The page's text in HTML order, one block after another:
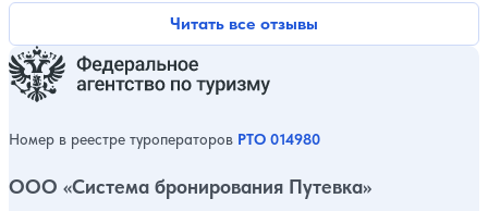
Читать все отзывы
Номер в реестре туроператоров РТО 014980
ООО «Система бронирования Путевка»